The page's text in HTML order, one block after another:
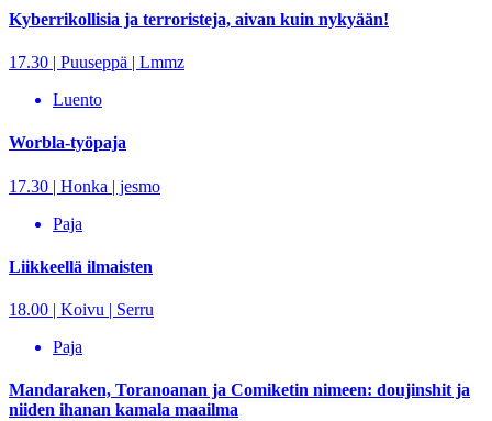
Kyberrikollisia ja terroristeja, aivan kuin nykyään!
17.30 | Puuseppä | Lmmz
Luento
Worbla-työpaja
17.30 | Honka | jesmo
Paja
Liikkeellä ilmaisten
18.00 | Koivu | Serru
Paja
Mandaraken, Toranoanan ja Comiketin nimeen: doujinshit ja
niiden ihanan kamala maailma